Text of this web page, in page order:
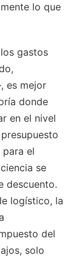
lo que
gastos
es mejor
donde
en el nivel
el
se
descuento.
logístico, la
del
solo